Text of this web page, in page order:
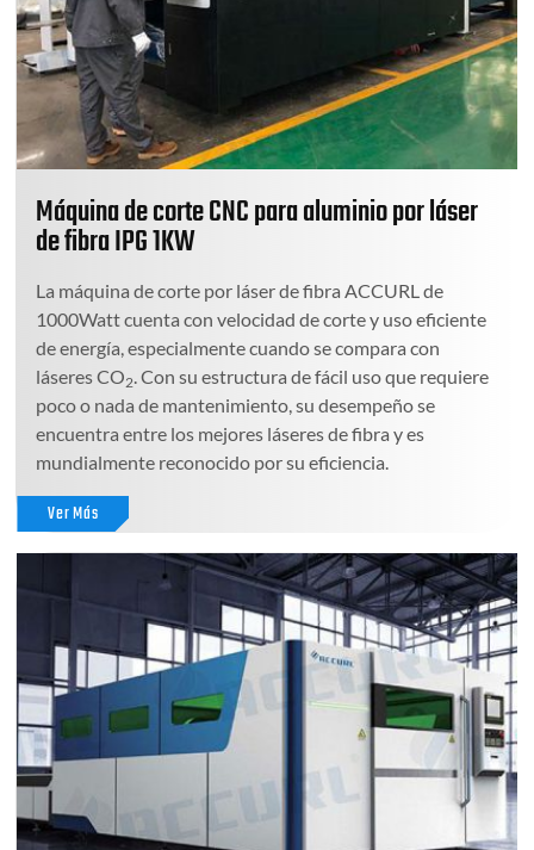
Máquina de corte CNC para aluminio por láser
de fibra IPG 1KW
La máquina de corte por láser de fibra ACCURL de
1000Watt cuenta con velocidad de corte y uso eficiente
de energía, especialmente cuando se compara con
láseres CO2. Con su estructura de fácil uso que requiere
poco o nada de mantenimiento, su desempeño se
encuentra entre los mejores láseres de fibra y es
mundialmente reconocido por su eficiencia.
Ver Más